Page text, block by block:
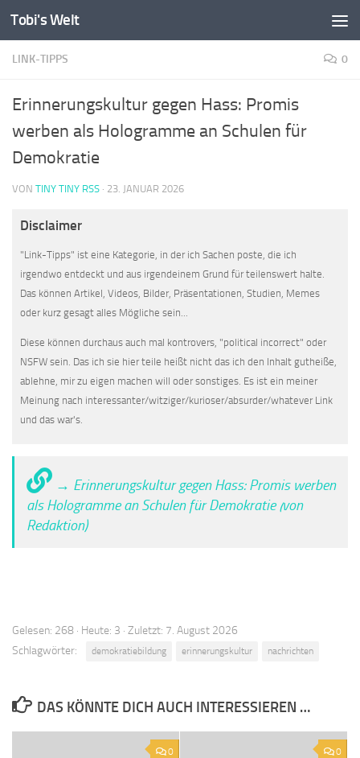
Zum Inhalt springen
Tobi's Welt
LINK-TIPPS 0
Erinnerungskultur gegen Hass: Promis
werben als Hologramme an Schulen für
Demokratie
VON TINY TINY RSS · 23. JANUAR 2026
Disclaimer
"Link-Tipps" ist eine Kategorie, in der ich Sachen poste, die ich
irgendwo entdeckt und aus irgendeinem Grund für teilenswert halte.
Das können Artikel, Videos, Bilder, Präsentationen, Studien, Memes
oder kurz gesagt alles Mögliche sein...
Diese können durchaus auch mal kontrovers, "political incorrect" oder
NSFW sein. Das ich sie hier teile heißt nicht das ich den Inhalt gutheiße,
ablehne, mir zu eigen machen will oder sonstiges. Es ist ein meiner
Meinung nach interessanter/witziger/kurioser/absurder/whatever Link
und das war's.
→ Erinnerungskultur gegen Hass: Promis werben
als Hologramme an Schulen für Demokratie (von
Redaktion)
Gelesen: 268 · Heute: 3 · Zuletzt: 7. August 2026
Schlagwörter:
demokratiebildung erinnerungskultur nachrichten
DAS KÖNNTE DICH AUCH INTERESSIEREN …
0 0